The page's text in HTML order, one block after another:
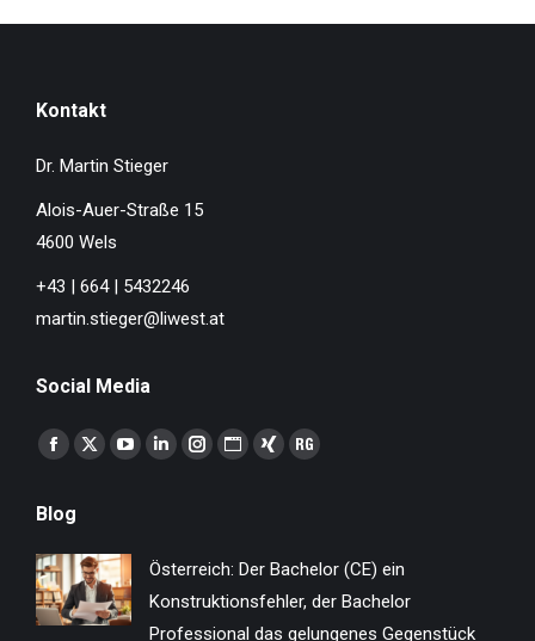
Kontakt
Dr. Martin Stieger
Alois-Auer-Straße 15
4600 Wels
+43 | 664 | 5432246
martin.stieger@liwest.at
Social Media
Finden Sie uns auf:
Facebook
opens
in
new
window
X
in
new
window
YouTube
in
new
window
Linkedin
new
window
Instagram
new
window
Website
new
window
XING
new
window
ResearchGate
new
window
Blog
Österreich: Der Bachelor (CE) ein
Konstruktionsfehler, der Bachelor
Professional das gelungenes Gegenstück